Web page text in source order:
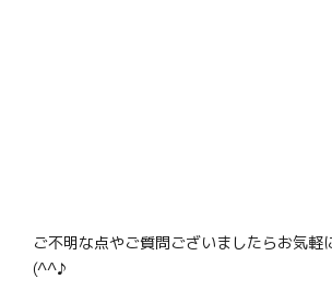
ご不明な点やご質問ございましたらお気軽
(^^♪